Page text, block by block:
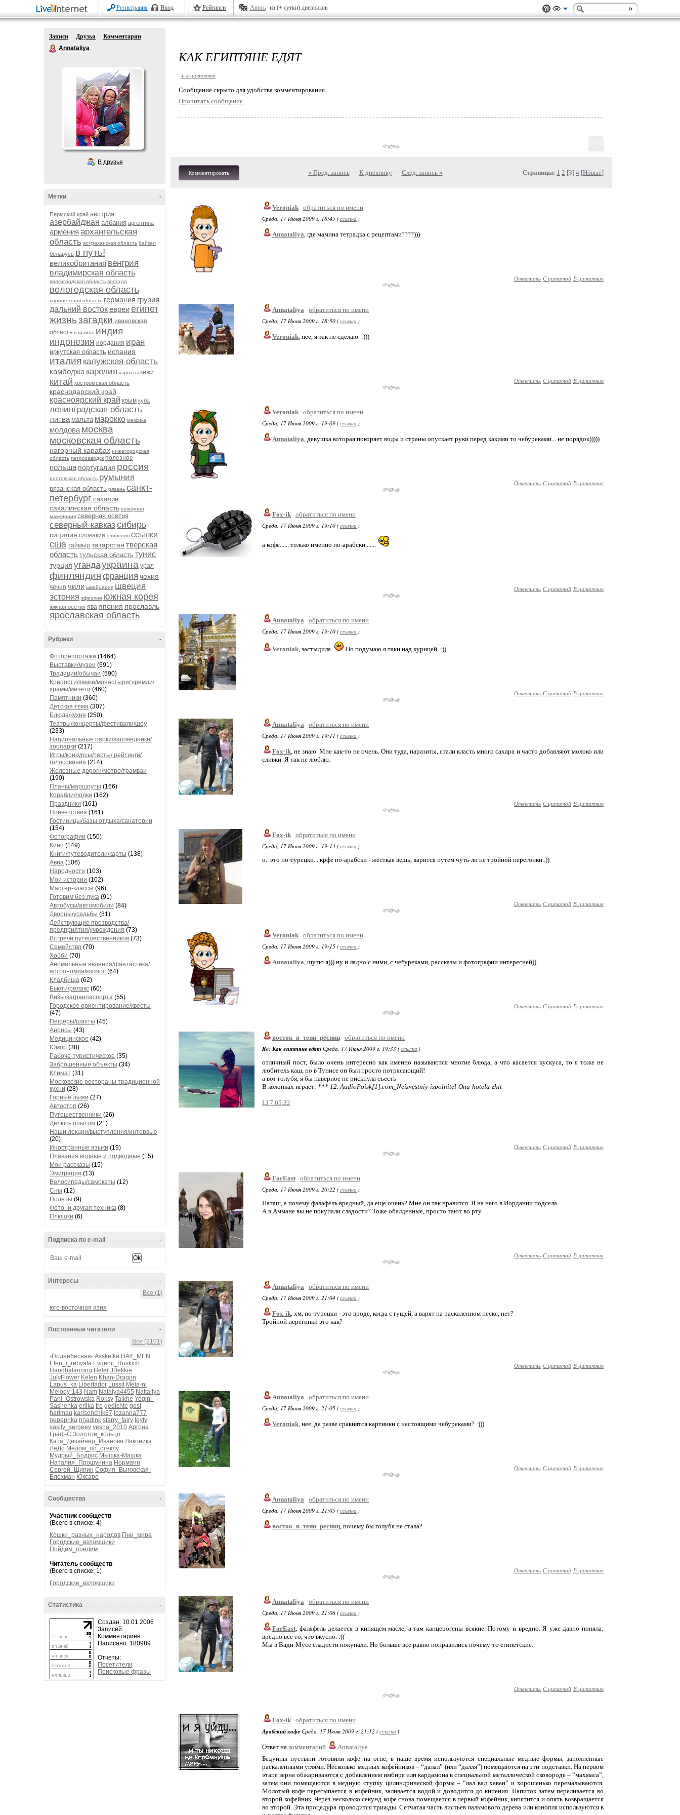
Регистрация Вход Рейтинги Авось из (+ сутки) дневников
Записи Друзья
Комментарии
Annataliya
В друзья
-
Метки
Пермский край австрия
азербайджан албания аргентина
армения архангельская
область астраханская область байкал
беларусь в путь!
великобритания венгрия
владимирская область
волгоградская область вологда
вологодская область
воронежская область германия грузия
дальний востокевреиегипет
жизньзагадки ивановская
область израиль индия
индонезия иордания иран
иркутская область испания
италия калужская область
камбоджа карелия карпаты кижи
китай костромская область
краснодарский край
красноярский край крым куба
ленинградская область
литва мальта марокко мексика
молдова москва
московская область
нагорный карабах нижегородская
область петрозаводск полезное
польша португалия россия
ростовская область румыния
рязанская область рязань санкт-
петербург сахалин
сахалинская область северная
македония северная осетия
северный кавказ сибирь
сицилия словакия словения ссылки
сша таймыр татарстан тверская
область тульская область тунис
турция угандаукраина урал
финляндия франция чехия
чечня чили швейцария швеция
эстония эфиопия южная корея
южная осетия ява япония ярославль
ярославская область
-
Рубрики
Фоторепортажи (1464)
Выставки/музеи (591)
Традиции/обычаи (590)
Крепости/замки/монастыри/ кремли/
храмы/мечети (460)
Памятники (360)
Детская тема (307)
Блюда/кухня (250)
Театры/концерты/фестивали/шоу
(233)
Национальные парки/заповедники/
зоопарки (217)
Игры/конкурсы/тесты/ рейтинги/
голосования (214)
Железные дороги/метро/трамваи
(190)
Планы/маршруты (166)
Корабли/лодки (162)
Праздники (161)
Приветствия (161)
Гостиницы/базы отдыха/санатории
(154)
Фотографии (150)
Кино (149)
Книги/путеводители/карты (138)
Авиа (106)
Народности (103)
Мои истории (102)
Мастер-классы (96)
Готовим без лука (91)
Автобусы/автомобили (84)
Дворцы/усадьбы (81)
Действующие прозводства/
предприятия/учреждения (73)
Встречи путешественников (73)
Семейство (70)
Хобби (70)
Аномальные явления/фантастика/
астрономия/космос (64)
Кладбища (62)
Бьюти/релакс (60)
Визы/загранпаспорта (55)
Городское ориентирование/квесты
(47)
Пещеры/шахты (45)
Анонсы (43)
Медицинское (42)
Юмор (38)
Рабоче-туристическое (35)
Заброшенные объекты (34)
Климат (31)
Московские рестораны традиционной
кухни (28)
Горные лыжи (27)
Автостоп (26)
Путешественники (26)
Делюсь опытом (21)
Наши лекции/выступления/интервью
(20)
Иностранные языки (19)
Плавания водные и подводные (15)
Мои рассказы (15)
Эмиграция (13)
Велосипеды/самокаты (12)
Сны (12)
Полеты (9)
Фото- и другая техника (8)
Плюшки (6)
-
Подписка по e-mail
-
Интересы
Все (1)
юго-восточная азия
-
Постоянные читатели
Все (2101)
-Поднебесная- Assketka DAY_MEN
Elen_i_rebyata Evgenij_Ruskich
Handbalancing Heler JBekkie
JulyFlower Kelen Khan-Dragon
Lapus_ka Libertador Lussit Mela-ni
Melody-143 Nam Natalya4455 Nattaliya
Pani_Ostrowska Roksy Taikhe Yogini-
Sashenka erlika fro gedichte gost
harimau karlsonchik67 lozanna777
nepaprika nnadink starry_fairy teyty
vasily_sergeev vesna_2010 Аргона
Граф-С Золотое_кольцо
Катя_Дизайнер_Иванова Лаконика
ЛеДо Мелом_по_стеклу
Мудрый_Бодрис Мышка-Машка
Наталия_Прошунина Норманн
Сергей_Щипин София_Выговская-
Блехман Юксаре
-
Сообщества
Участник сообществ
(Всего в списке: 4)
Кошки_разных_народов Пни_мира
Городские_взломщики
Пойдем_поедим
Читатель сообществ
(Всего в списке: 1)
Городские_взломщики
-
Статистика
Создан: 10.01.2006
Записей:
Комментариев:
Написано: 180989
Отчеты:
Посетители
Поисковые фразы
КАК ЕГИПТЯНЕ ЕДЯТ
+ в цитатник
Cообщение скрыто для удобства комментирования.
Прочитать сообщение
Комментировать « Пред. запись— К дневнику — След. запись » Страницы: 1 2 [3] 4 [Новые]
Veroniak обратиться по имени
Среда, 17 Июня 2009 г. 18:45 (ссылка )
Annataliya, где мамина тетрадка с рецептами????)))
Ответить С цитатой В цитатник
Annataliya
обратиться по имени
Среда, 17 Июня 2009 г. 18:50 (ссылка )
Veroniak, нее, я так не сделаю. :)))
Ответить С цитатой В цитатник
Veroniak обратиться по имени
Среда, 17 Июня 2009 г. 19:09 (ссылка )
Annataliya, девушка которая покоряет воды и страны опускает руки перед какими то чебуреками... не порядок)))))
Ответить С цитатой В цитатник
Fox-ik обратиться по имени
Среда, 17 Июня 2009 г. 19:10 (ссылка )
а кофе...... только именно по-арабски.......
Ответить С цитатой В цитатник
Annataliya
обратиться по имени
Среда, 17 Июня 2009 г. 19:10 (ссылка )
Veroniak, застыдила. Но подумаю я таки над курицей. :))
Ответить С цитатой В цитатник
Annataliya
обратиться по имени
Среда, 17 Июня 2009 г. 19:11 (ссылка )
Fox-ik, не знаю. Мне как-то не очень. Они туда, паразиты, стали класть много сахара и часто добавляют молоко или
сливки. Я так не люблю.
Ответить С цитатой В цитатник
Fox-ik обратиться по имени
Среда, 17 Июня 2009 г. 19:13 (ссылка )
о.. это по-турецки... крфе по-арабски - жесткая вещь, варится путем чуть-ли не тройной перегонки..))
Ответить С цитатой В цитатник
Veroniak обратиться по имени
Среда, 17 Июня 2009 г. 19:15 (ссылка )
Annataliya, шутю я))) ну и ладно с ними, с чебуреками, рассказы и фотографии интересней))
Ответить С цитатой В цитатник
восток_в_тени_ресниц обратиться по имени
Re: Как египтяне едят Среда, 17 Июня 2009 г. 19:33 (ссылка )
отличный пост, было очень интересно как именно называются многие блюда, а что касается кускуса, то я тоже не
любитель каш, но в Тунисе он был просто потрясающий!
а вот голубя, я бы наверное не рискнула съесть
В колонках играет: *** 12. AudioPoisk[1].com_Neizvestniy-ispolnitel-Ona-hotela-zhit
LI 7.05.22
Ответить С цитатой В цитатник
FarEast обратиться по имени
Среда, 17 Июня 2009 г. 20:22 (ссылка )
Наташ, а почему фалафель вредный, да еще очень? Мне он так нравится. Я на него в Иордании подсела.
А в Аммане вы не покупали сладости? Тоже обалденные, просто тают во рту.
Ответить С цитатой В цитатник
Annataliya
обратиться по имени
Среда, 17 Июня 2009 г. 21:04 (ссылка )
Fox-ik, хм, по-турецки - это вроде, когда с гущей, а варят на раскаленном песке, нет?
Тройной перегонки это как?
Ответить С цитатой В цитатник
Annataliya
обратиться по имени
Среда, 17 Июня 2009 г. 21:05 (ссылка )
Veroniak, нее, да разве сравнятся картинки с настоящими чебуреками? :)))
Ответить С цитатой В цитатник
Annataliya
обратиться по имени
Среда, 17 Июня 2009 г. 21:05 (ссылка )
восток_в_тени_ресниц, почему бы голубя не стала?
Ответить С цитатой В цитатник
Annataliya
обратиться по имени
Среда, 17 Июня 2009 г. 21:06 (ссылка )
FarEast, фаляфель делается в кипящем масле, а там канцерогены всякие. Потому и вредно. Я уже давно поняла:
вредно все то, что вкусно. :((
Мы в Вади-Мусе сладости покупали. Но больше все равно понравились почему-то египетские.
Ответить С цитатой В цитатник
Fox-ik обратиться по имени
Арабский кофе Среда, 17 Июня 2009 г. 21:12 (ссылка )
Ответ на комментарий
Annataliya
Бедуины пустыни готовили кофе на огне, в наше время используются специальные медные формы, заполненные
раскаленными углями. Несколько медных кофейников – “далал” (или “далля”) помещаются на эти подставки. На первом
этапе зерна обжариваются с добавлением имбиря или кардамона в специальной металлической сковороде – “махмаса”,
затем они помещаются в медную ступку цилиндрической формы – “яал вал хаван” и хорошенько перемалываются.
Молотый кофе пересыпается в кофейник, заливается водой и доводится до кипения. Напиток затем переливается во
второй кофейник. Через несколько секунд кофе снова помещается в первый кофейник, кипятится и опять возвращается
во второй. Эта процедура проводится трижды. Сетчатая часть листьев пальмового дерева или конопля используются в